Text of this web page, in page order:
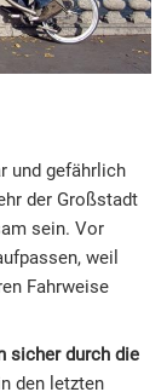
und gefährlich
der Großstadt
sein. Vor
weil
Fahrweise
sicher durch die
den letzten